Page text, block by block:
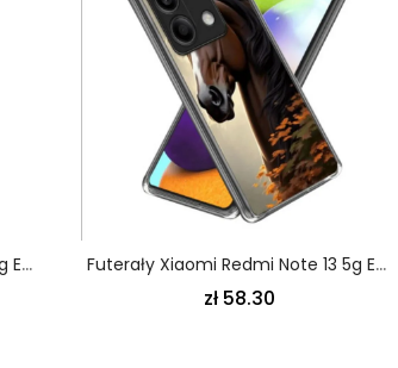
Futerały Xiaomi Redmi Note 13 5g Etui Na Telefon Gwiazdy Rozproszone Ze Szkła Hartowanego Futerały Xiaomi Redmi Note 13 5g Etui Na Telefon Koń
zł 58.30